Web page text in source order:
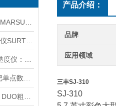
产品介绍：
品牌
应用领域
三丰SJ-310
SJ-310